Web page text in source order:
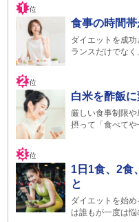
食事の時間
ダイエットを成
ランスだけでな
白米を酢飯
厳しい食事制限
摂って「食べて
1日1食、2食
と
ダイエットを始め
は誰もが一度は